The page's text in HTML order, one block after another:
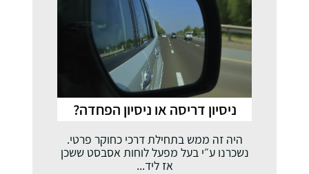
ניסיון דריסה או ניסיון הפחדה?
היה זה ממש בתחילת דרכי כחוקר פרטי.
נשכרנו ע״י בעל מפעל לוחות אסבסט ששכן
אז ליד...